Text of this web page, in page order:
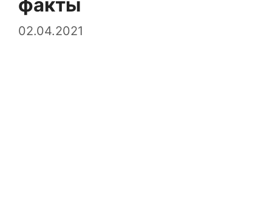
факты
02.04.2021